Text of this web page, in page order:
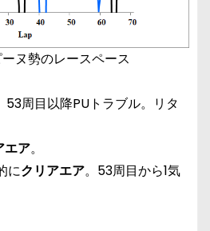
ヌ勢のレースペース
周目以降PUトラブル。リタ
エア。
にクリアエア。53周目から1気